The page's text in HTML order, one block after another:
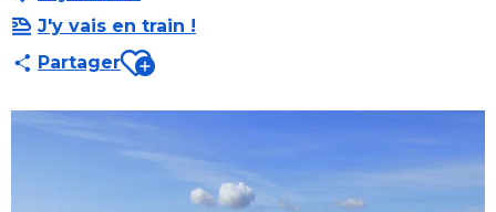
J'y vais en train !
PartagerAjouter aux favoris